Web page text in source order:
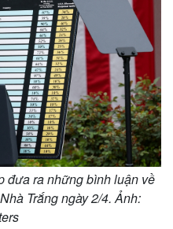
đưa ra những bình luận về
Trắng ngày 2/4. Ảnh: